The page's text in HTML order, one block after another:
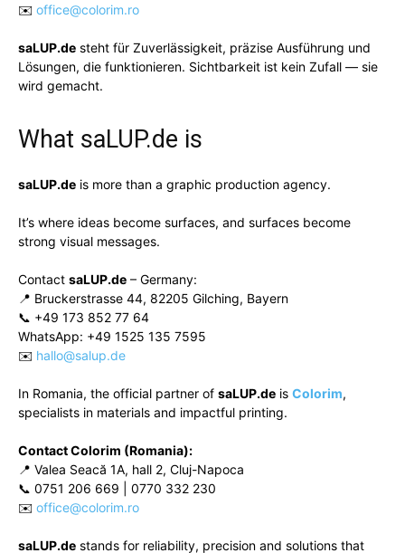
✉️ office@colorim.ro
saLUP.de steht für Zuverlässigkeit, präzise Ausführung und
Lösungen, die funktionieren. Sichtbarkeit ist kein Zufall — sie
wird gemacht.
What saLUP.de is
saLUP.de is more than a graphic production agency.
It’s where ideas become surfaces, and surfaces become
strong visual messages.
Contact saLUP.de – Germany:
📍 Bruckerstrasse 44, 82205 Gilching, Bayern
📞 +49 173 852 77 64
WhatsApp: +49 1525 135 7595
✉️ hallo@salup.de
In Romania, the official partner of saLUP.de is Colorim,
specialists in materials and impactful printing.
Contact Colorim (Romania):
📍 Valea Seacă 1A, hall 2, Cluj-Napoca
📞 0751 206 669 | 0770 332 230
✉️ office@colorim.ro
saLUP.de stands for reliability, precision and solutions that